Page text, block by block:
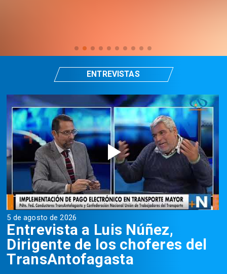
5 de agosto de 2026
Entrevista a Luis Núñez,
Dirigente de los choferes del
TransAntofagasta
ENTREVISTAS